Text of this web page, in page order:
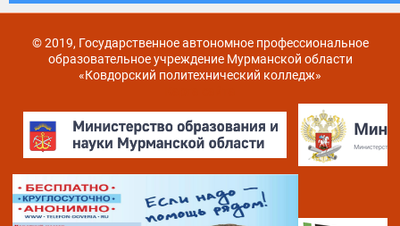
© 2019, Государственное автономное профессиональное
образовательное учреждение Мурманской области
«Ковдорский политехнический колледж»